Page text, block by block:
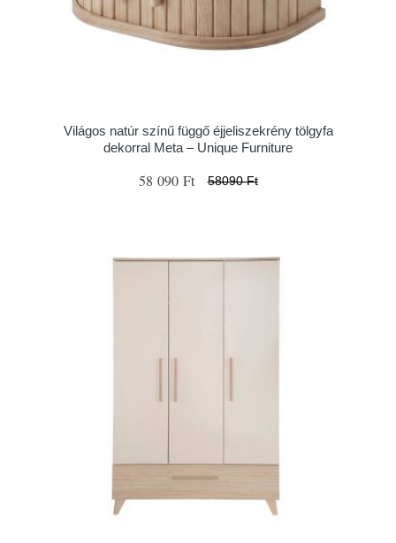
Világos natúr színű függő éjjeliszekrény tölgyfa
dekorral Meta – Unique Furniture
58 090 Ft 58090 Ft